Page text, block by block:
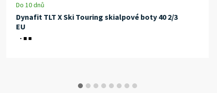
Do 10 dnů
Dynafit TLT X Ski Touring skialpové boty 40 2/3
EU